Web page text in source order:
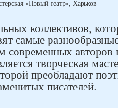
коллективов,
самые
современных авторов
творческая
преобладают
писателей.